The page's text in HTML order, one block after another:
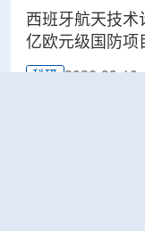
西班牙航天技术
亿欧元级国防项
科研 2026-08-10